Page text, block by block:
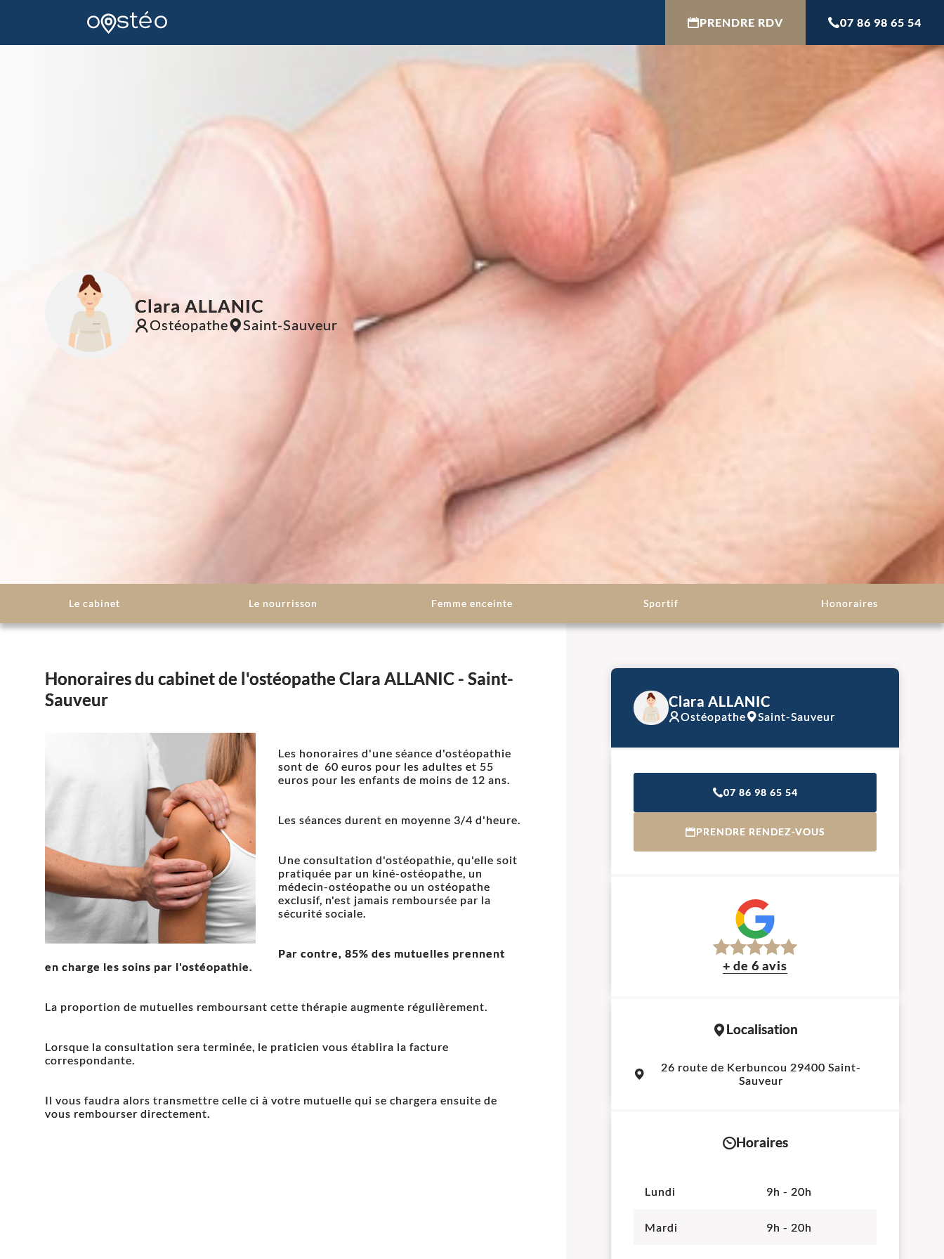
PRENDRE RDV 07 86 98 65 54
Clara ALLANIC
Ostéopathe Saint-Sauveur
Le cabinet Le nourrisson Femme enceinte Sportif Honoraires
Honoraires du cabinet de l'ostéopathe Clara ALLANIC - Saint-
Sauveur
Les honoraires d'une séance d'ostéopathie
sont de 60 euros pour les adultes et 55
euros pour les enfants de moins de 12 ans.
Les séances durent en moyenne 3/4 d'heure.
Une consultation d'ostéopathie, qu'elle soit
pratiquée par un kiné-ostéopathe, un
médecin-ostéopathe ou un ostéopathe
exclusif, n'est jamais remboursée par la
sécurité sociale.
Par contre, 85% des mutuelles prennent
en charge les soins par l'ostéopathie.
La proportion de mutuelles remboursant cette thérapie augmente régulièrement.
Lorsque la consultation sera terminée, le praticien vous établira la facture
correspondante.
Il vous faudra alors transmettre celle ci à votre mutuelle qui se chargera ensuite de
vous rembourser directement.
Clara ALLANIC
Ostéopathe Saint-Sauveur
07 86 98 65 54
PRENDRE RENDEZ-VOUS
+ de 6 avis
Localisation
26 route de Kerbuncou 29400 Saint-
Sauveur
Horaires
Lundi 9h - 20h
Mardi 9h - 20h